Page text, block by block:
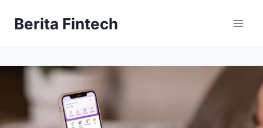
Berita Fintech